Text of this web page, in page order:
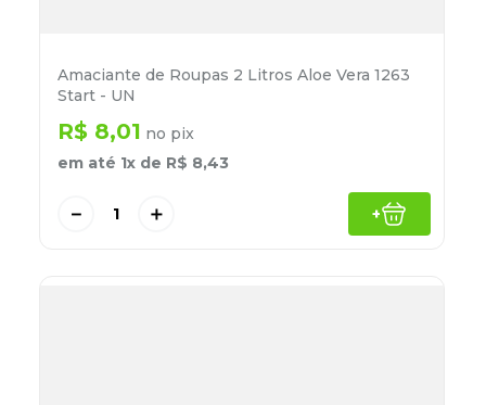
Amaciante de Roupas 2 Litros Aloe Vera 1263
Start - UN
R$ 8,01 no pix
em até 1x de R$ 8,43
＋
－ +